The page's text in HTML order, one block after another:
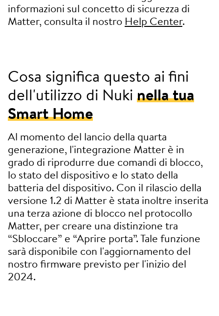
informazioni sul concetto di sicurezza di
Matter, consulta il nostro Help Center.
Cosa significa questo ai fini
dell'utilizzo di Nukinella tua
Smart Home
Al momento del lancio della quarta
generazione, l'integrazione Matter è in
grado di riprodurre due comandi di blocco,
lo stato del dispositivo e lo stato della
batteria del dispositivo. Con il rilascio della
versione 1.2 di Matter è stata inoltre inserita
una terza azione di blocco nel protocollo
Matter, per creare una distinzione tra
“Sbloccare” e “Aprire porta”. Tale funzione
sarà disponibile con l'aggiornamento del
nostro firmware previsto per l'inizio del
2024.